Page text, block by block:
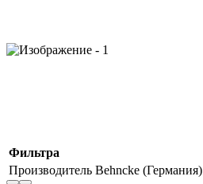
Фильтра
Производитель Behncke (Германия)